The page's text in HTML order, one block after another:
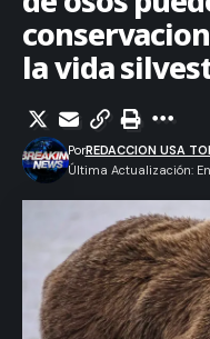
la vida
Última Actualización:
PorREDACCION USA